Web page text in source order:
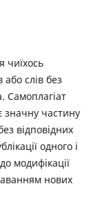
чиїхось
або слів без
Самоплагіат
значну частину
відповідних
одного і
модифікації
нових